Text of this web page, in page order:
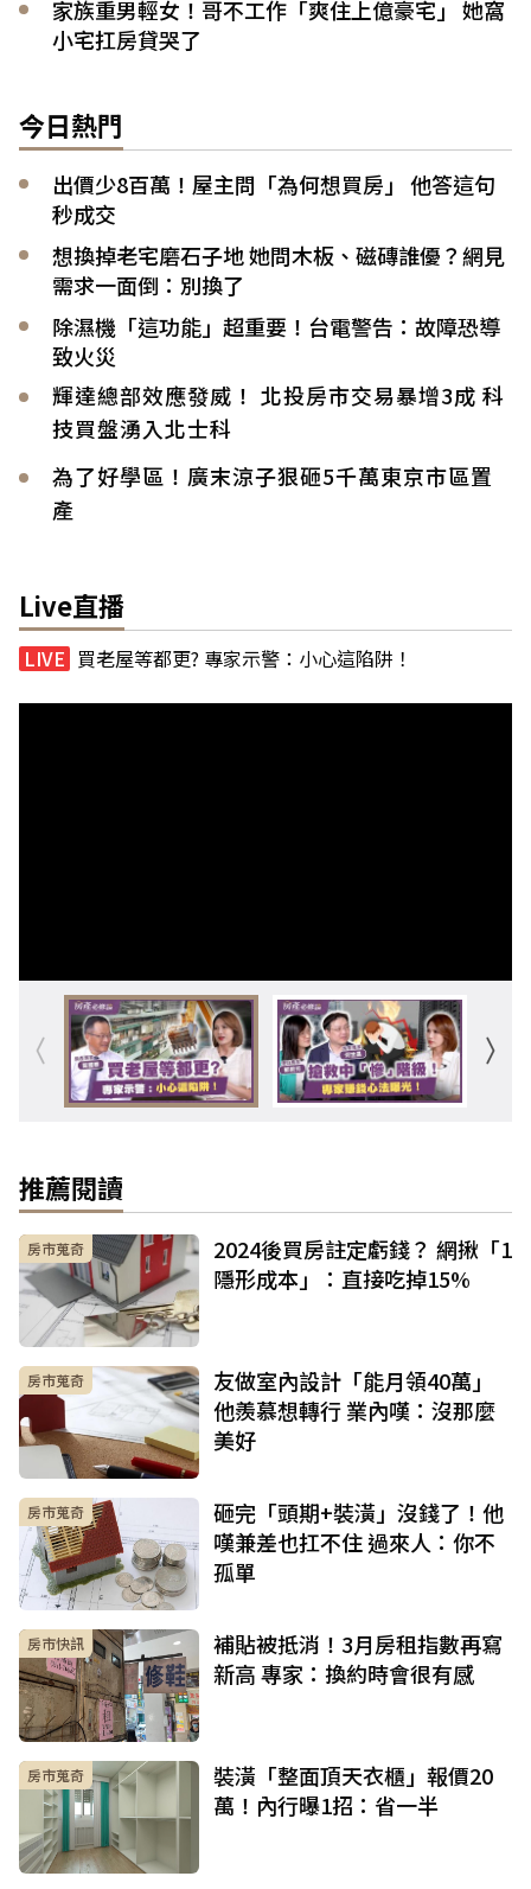
家族重男輕女！哥不工作「爽住上億豪宅」 她窩
小宅扛房貸哭了
今日熱門
出價少8百萬！屋主問「為何想買房」 他答這句
秒成交
想換掉老宅磨石子地 她問木板、磁磚誰優？網見
需求一面倒：別換了
除濕機「這功能」超重要！台電警告：故障恐導
致火災
輝達總部效應發威！ 北投房市交易暴增3成 科
技買盤湧入北士科
為了好學區！廣末涼子狠砸5千萬東京市區置
產
Live直播
買老屋等都更? 專家示警：小心這陷阱！
推薦閱讀
房市蒐奇
2024後買房註定虧錢？ 網揪「1
隱形成本」：直接吃掉15%
房市蒐奇
友做室內設計「能月領40萬」
他羨慕想轉行 業內嘆：沒那麼
美好
房市蒐奇
砸完「頭期+裝潢」沒錢了！他
嘆兼差也扛不住 過來人：你不
孤單
房市快訊
補貼被抵消！3月房租指數再寫
新高 專家：換約時會很有感
房市蒐奇
裝潢「整面頂天衣櫃」報價20
萬！內行曝1招：省一半